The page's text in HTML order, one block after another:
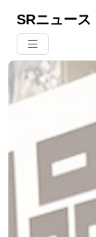
SRニュース